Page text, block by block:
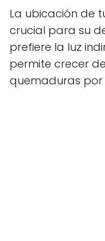
La ubicación de
crucial para su
prefiere la luz
permite crecer
quemaduras por